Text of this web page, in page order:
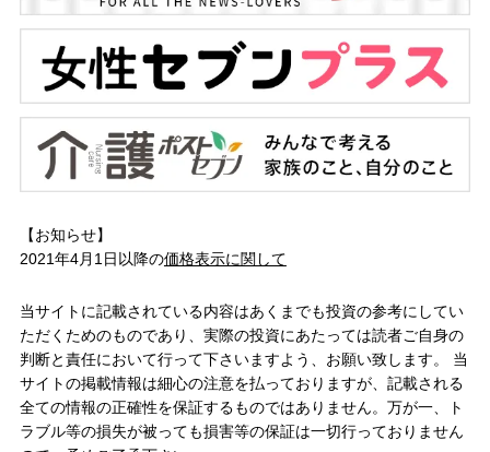
【お知らせ】
2021年4月1日以降の価格表示に関して
当サイトに記載されている内容はあくまでも投資の参考にしてい
ただくためのものであり、実際の投資にあたっては読者ご自身の
判断と責任において行って下さいますよう、お願い致します。 当
サイトの掲載情報は細心の注意を払っておりますが、記載される
全ての情報の正確性を保証するものではありません。万が一、ト
ラブル等の損失が被っても損害等の保証は一切行っておりません